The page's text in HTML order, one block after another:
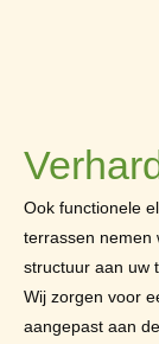
Ook functionele
terrassen nemen
structuur aan uw
Wij zorgen voor
aangepast aan